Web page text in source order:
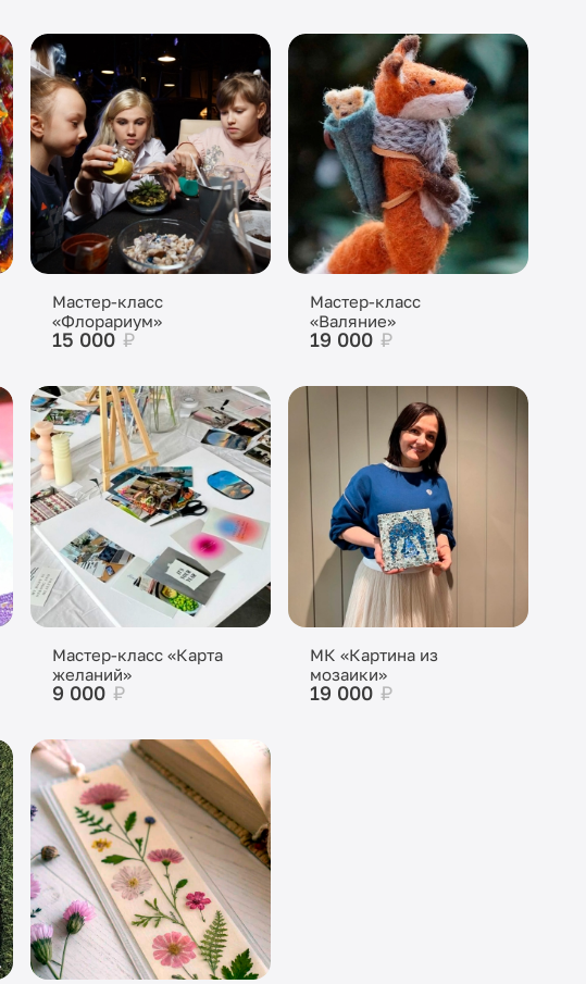
Мастер-класс
«Флорариум»
15 000 ₽
Мастер-класс
«Валяние»
19 000 ₽
Мастер-класс «Карта
желаний»
9 000 ₽
МК «Картина из
мозаики»
19 000 ₽